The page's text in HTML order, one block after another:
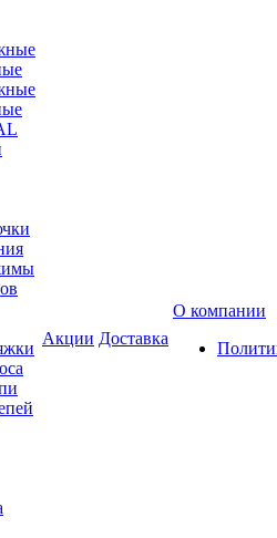
Акции Доставка
О компании